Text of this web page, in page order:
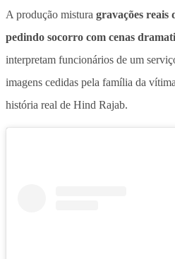
A produção mistura gravações reais
pedindo socorro com cenas
interpretam funcionários de um
imagens cedidas pela família da
história real de Hind Rajab.